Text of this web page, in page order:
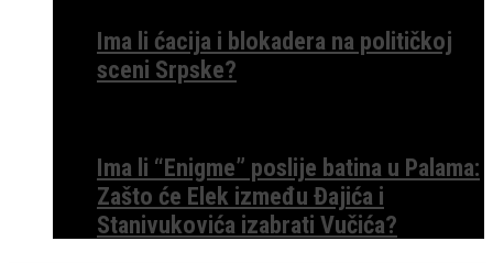
Ima li ćacija i blokadera na političkoj
sceni Srpske?
Ima li “Enigme” poslije batina u Palama:
Zašto će Elek između Đajića i
Stanivukovića izabrati Vučića?